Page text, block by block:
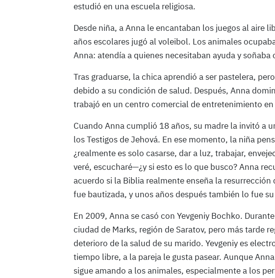
estudió en una escuela religiosa.
Desde niña, a Anna le encantaban los juegos al aire
años escolares jugó al voleibol. Los animales
Anna: atendía a quienes necesitaban ayuda y
Tras graduarse, la chica aprendió a ser pastelera,
debido a su condición de salud. Después, Anna
trabajó en un centro comercial de entretenimiento en
Cuando Anna cumplió 18 años, su madre la invitó a
los Testigos de Jehová. En ese momento, la niña
¿realmente es solo casarse, dar a luz, trabajar,
veré, escucharé—¿y si esto es lo que busco? Anna
acuerdo si la Biblia realmente enseña la
fue bautizada, y unos años después también lo fue
En 2009, Anna se casó con Yevgeniy Bochko.
ciudad de Marks, región de Saratov, pero más tarde
deterioro de la salud de su marido. Yevgeniy es
tiempo libre, a la pareja le gusta pasear. Aunque
sigue amando a los animales, especialmente a los